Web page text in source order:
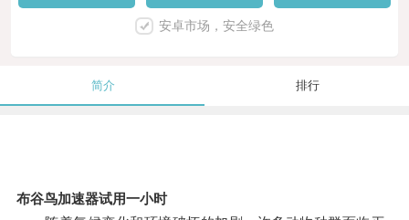
安卓市场，安全绿色
简介 排行
布谷鸟加速器试用一小时